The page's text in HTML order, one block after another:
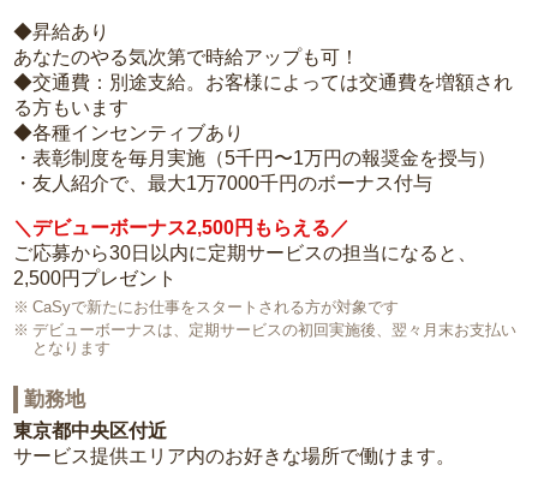
◆昇給あり
あなたのやる気次第で時給アップも可！
◆交通費：別途支給。お客様によっては交通費を増額され
る方もいます
◆各種インセンティブあり
・表彰制度を毎月実施（5千円〜1万円の報奨金を授与）
・友人紹介で、最大1万7000千円のボーナス付与
＼デビューボーナス2,500円もらえる／
ご応募から30日以内に定期サービスの担当になると、
2,500円プレゼント
CaSyで新たにお仕事をスタートされる方が対象です
デビューボーナスは、定期サービスの初回実施後、翌々月末お支払い
となります
勤務地
東京都中央区付近
サービス提供エリア内のお好きな場所で働けます。